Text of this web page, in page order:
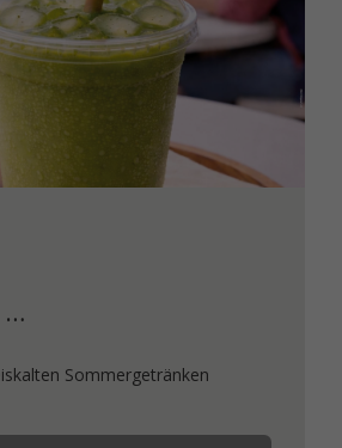
…
Sommergetränken